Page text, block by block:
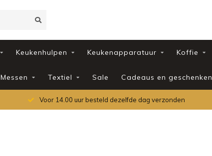
Keukenhulpen Keukenapparatuur Koffie
Messen Textiel Sale Cadeaus en geschenken
Voor 14.00 uur besteld dezelfde dag verzonden